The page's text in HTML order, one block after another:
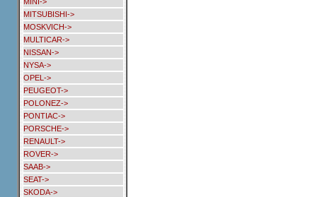
MITSUBISHI->
MOSKVICH->
MULTICAR->
NISSAN->
NYSA->
OPEL->
PEUGEOT->
POLONEZ->
PONTIAC->
PORSCHE->
RENAULT->
ROVER->
SAAB->
SEAT->
SKODA->